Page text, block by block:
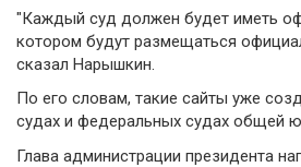
"Каждый суд должен будет иметь
котором будут размещаться
сказал Нарышкин.
По его словам, такие сайты уже
судах и федеральных судах общей
Глава администрации президента